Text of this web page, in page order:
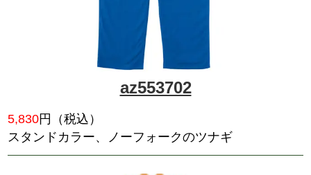
円（税込）
綿100％、いつの時代も愛され
テム。ベーシックワーク＆大地